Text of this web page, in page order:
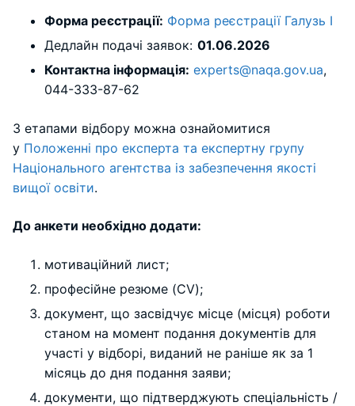
Форма реєстрації: Форма реєстрації Галузь I
Дедлайн подачі заявок: 01.06.2026
Контактна інформація: experts@naqa.gov.ua,
044-333-87-62
З етапами відбору можна ознайомитися
у Положенні про експерта та експертну групу
Національного агентства із забезпечення якості
вищої освіти.
До анкети необхідно додати:
мотиваційний лист;
професійне резюме (CV);
документ, що засвідчує місце (місця) роботи
станом на момент подання документів для
участі у відборі, виданий не раніше як за 1
місяць до дня подання заяви;
документи, що підтверджують спеціальність /